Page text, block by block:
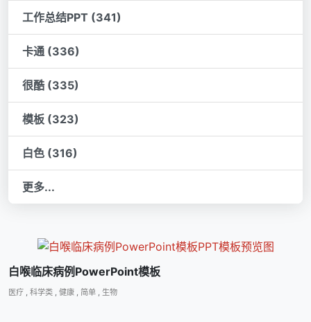
工作总结PPT (341)
卡通 (336)
很酷 (335)
模板 (323)
白色 (316)
更多...
白喉临床病例PowerPoint模板
医疗 , 科学类 , 健康 , 简单 , 生物